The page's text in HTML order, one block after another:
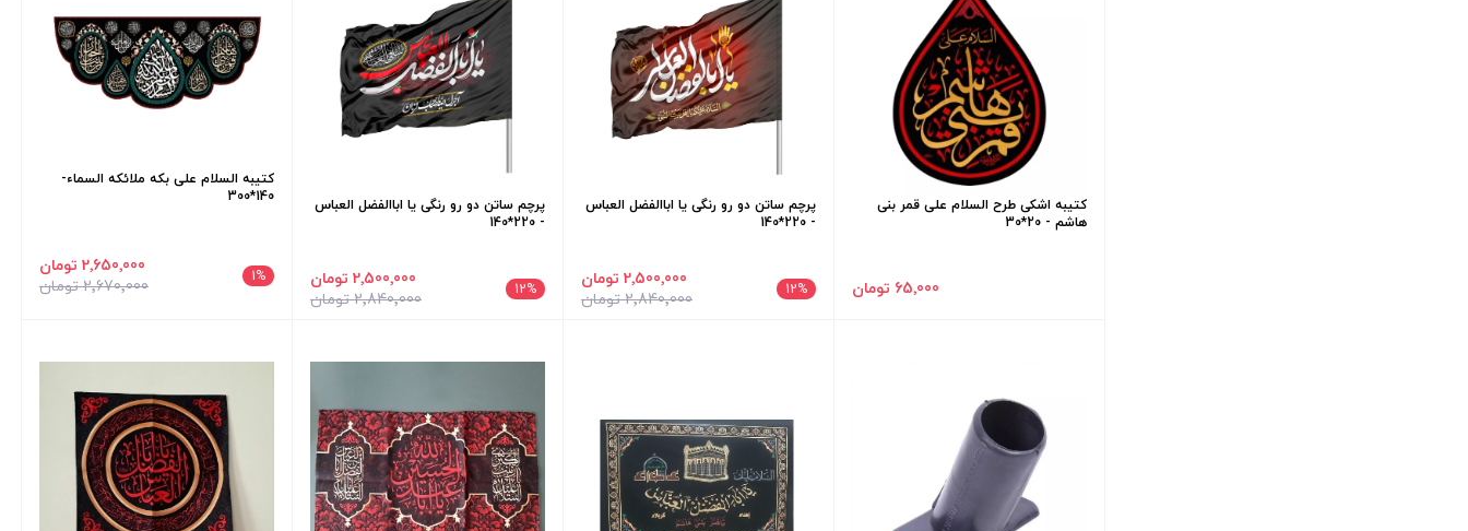
کتیبه اشکی طرح السلام علی قمر بنی
هاشم - 20*30
65٬000 تومان
پرچم ساتن دو رو رنگی یا اباالفضل العباس
- 220*140
12% 2٬840٬000 تومان
2٬500٬000 تومان
پرچم ساتن دو رو رنگی یا اباالفضل العباس
- 220*140
12% 2٬840٬000 تومان
2٬500٬000 تومان
کتیبه السلام علی بکه ملائکه السماء-
140*300
1% 2٬670٬000 تومان
2٬650٬000 تومان